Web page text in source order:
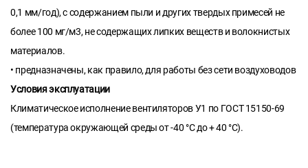
0,1 мм/год), с содержанием пыли и других твердых примесей не
более 100 мг/м3, не содержащих липких веществ и волокнистых
материалов.
• предназначены, как правило, для работы без сети воздуховодов
Условия эксплуатации
Климатическое исполнение вентиляторов У1 по ГОСТ 15150-69
(температура окружающей среды от -40 °С до + 40 °С).